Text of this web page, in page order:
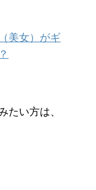
美女）がギ
たい方は、